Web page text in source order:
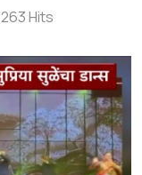
263 Hits